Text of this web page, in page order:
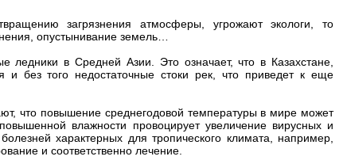
загрязнения атмосферы, угрожают экологи, то
опустынивание земель…
в Средней Азии. Это означает, что в Казахстане,
и без того недостаточные стоки рек, что приведет к еще
что повышение среднегодовой температуры в мире может
влажности провоцирует увеличение вирусных и
характерных для тропического климата, например,
и соответственно лечение.